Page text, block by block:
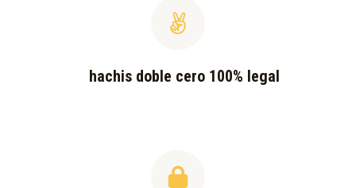
hachis doble cero 100% legal